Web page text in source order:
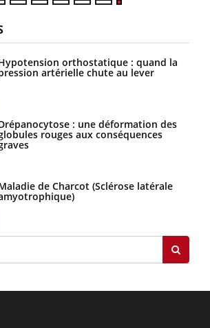
orthostatique : quand la
artérielle chute au lever
: une déformation des
rouges aux conséquences
de Charcot (Sclérose latérale